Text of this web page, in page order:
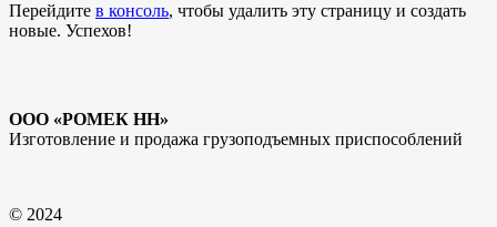
Перейдите в консоль, чтобы удалить эту страницу и создать
новые. Успехов!
ООО «РОМЕК НН»
Изготовление и продажа грузоподъемных приспособлений
© 2024